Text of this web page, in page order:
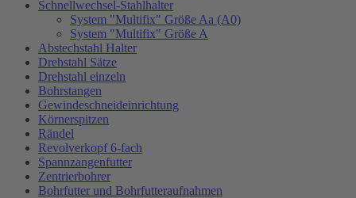
Schnellwechsel-Stahlhalter
System "Multifix" Größe Aa (A0)
System "Multifix" Größe A
Abstechstahl Halter
Drehstahl Sätze
Drehstahl einzeln
Bohrstangen
Gewindeschneideinrichtung
Körnerspitzen
Rändel
Revolverkopf 6-fach
Spannzangenfutter
Zentrierbohrer
Bohrfutter und Bohrfutteraufnahmen